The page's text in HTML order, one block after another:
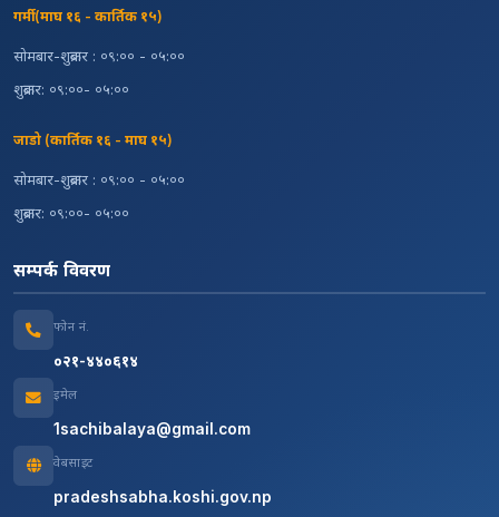
गर्मी (माघ १६ - कार्तिक १५)
सोमबार-शुक्रबार : ०९:०० - ०५:००
शुक्रबार: ०९:००- ०५:००
जाडो (कार्तिक १६ - माघ १५)
सोमबार-शुक्रबार : ०९:०० - ०५:००
शुक्रबार: ०९:००- ०५:००
सम्पर्क विवरण
फोन नं.
०२१-४४०६१४
इमेल
1sachibalaya@gmail.com
वेबसाइट
pradeshsabha.koshi.gov.np